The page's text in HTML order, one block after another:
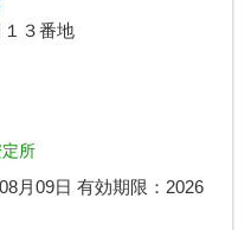
３番地
所
月09日 有効期限： 2026